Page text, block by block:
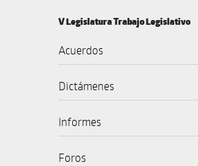
V Legislatura Trabajo Legislativo
Acuerdos
Dictámenes
Informes
Foros